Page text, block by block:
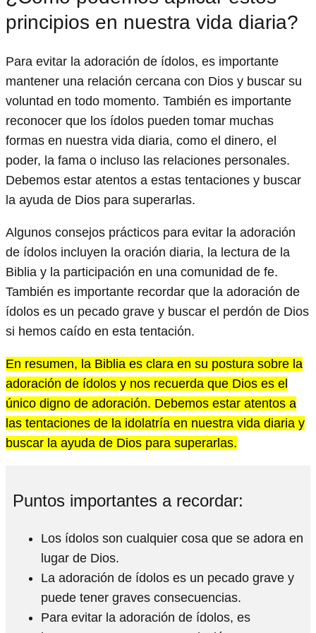
principios en nuestra vida diaria?
Para evitar la adoración de ídolos, es importante
mantener una relación cercana con Dios y buscar su
voluntad en todo momento. También es importante
reconocer que los ídolos pueden tomar muchas
formas en nuestra vida diaria, como el dinero, el
poder, la fama o incluso las relaciones personales.
Debemos estar atentos a estas tentaciones y buscar
la ayuda de Dios para superarlas.
Algunos consejos prácticos para evitar la adoración
de ídolos incluyen la oración diaria, la lectura de la
Biblia y la participación en una comunidad de fe.
También es importante recordar que la adoración de
ídolos es un pecado grave y buscar el perdón de Dios
si hemos caído en esta tentación.
En resumen, la Biblia es clara en su postura sobre la
adoración de ídolos y nos recuerda que Dios es el
único digno de adoración. Debemos estar atentos a
las tentaciones de la idolatría en nuestra vida diaria y
buscar la ayuda de Dios para superarlas.
Puntos importantes a recordar:
Los ídolos son cualquier cosa que se adora en
lugar de Dios.
La adoración de ídolos es un pecado grave y
puede tener graves consecuencias.
Para evitar la adoración de ídolos, es